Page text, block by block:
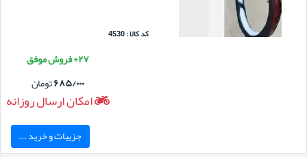
کد کالا : 4530
۲۷+ فروش موفق
۶۸۵/۰۰۰تومان
امکان ارسال روزانه
جزییات و خرید ...